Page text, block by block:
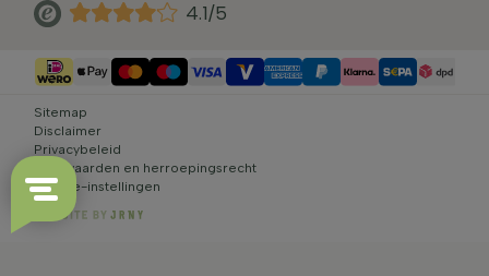
4.1/5
Sitemap
Disclaimer
Privacybeleid
Voorwaarden en herroepingsrecht
Cookie-instellingen